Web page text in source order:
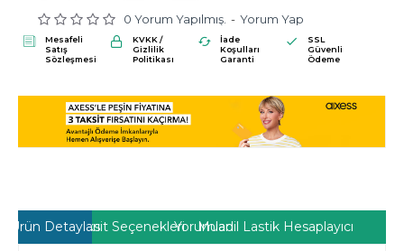
0 Yorum Yapılmış. - Yorum Yap
Mesafeli
Satış
Sözleşmesi
KVKK /
Gizlilik
Politikası
İade
Koşulları
Garanti
SSL
Güvenli
Ödeme
Ürün DetaylarıTaksit SeçenekleriYorumlar
Muadil Lastik Hesaplayıcı